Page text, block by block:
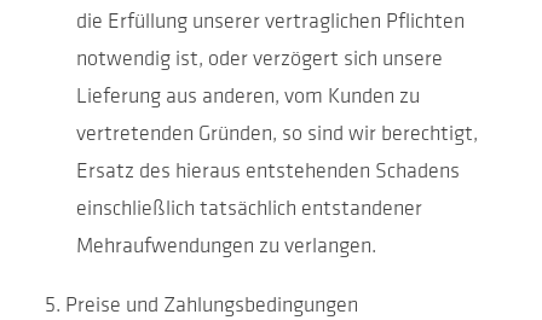
die Erfüllung unserer vertraglichen Pflichten
notwendig ist, oder verzögert sich unsere
Lieferung aus anderen, vom Kunden zu
vertretenden Gründen, so sind wir berechtigt,
Ersatz des hieraus entstehenden Schadens
einschließlich tatsächlich entstandener
Mehraufwendungen zu verlangen.
Preise und Zahlungsbedingungen